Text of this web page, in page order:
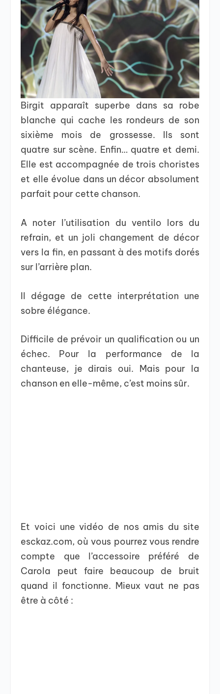
Birgit apparaît superbe dans sa robe
blanche qui cache les rondeurs de son
sixième mois de grossesse. Ils sont
quatre sur scène. Enfin… quatre et demi.
Elle est accompagnée de trois choristes
et elle évolue dans un décor absolument
parfait pour cette chanson.
A noter l’utilisation du ventilo lors du
refrain, et un joli changement de décor
vers la fin, en passant à des motifs dorés
sur l’arrière plan.
Il dégage de cette interprétation une
sobre élégance.
Difficile de prévoir un qualification ou un
échec. Pour la performance de la
chanteuse, je dirais oui. Mais pour la
chanson en elle-même, c’est moins sûr.
Et voici une vidéo de nos amis du site
esckaz.com, où vous pourrez vous rendre
compte que l’accessoire préféré de
Carola peut faire beaucoup de bruit
quand il fonctionne. Mieux vaut ne pas
être à côté :